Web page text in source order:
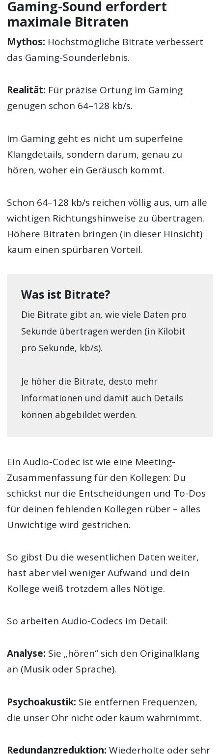
Gaming-Sound erfordert
maximale Bitraten
Mythos: Höchstmögliche Bitrate verbessert
das Gaming-Sounderlebnis.
Realität: Für präzise Ortung im Gaming
genügen schon 64–128 kb/s.
Im Gaming geht es nicht um superfeine
Klangdetails, sondern darum, genau zu
hören, woher ein Geräusch kommt.
Schon 64–128 kb/s reichen völlig aus, um alle
wichtigen Richtungs­hinweise zu übertragen.
Höhere Bitraten bringen (in dieser Hinsicht)
kaum einen spürbaren Vorteil.
Was ist Bitrate?
Die Bitrate gibt an, wie viele Daten pro
Sekunde übertragen werden (in Kilobit
pro Sekunde, kb/s).
Je höher die Bitrate, desto mehr
Informationen und damit auch Details
können abgebildet werden.
Ein Audio-Codec ist wie eine Meeting-
Zusammenfassung für den Kollegen: Du
schickst nur die Entscheidungen und To-Dos
für deinen fehlenden Kollegen rüber – alles
Unwichtige wird gestrichen.
So gibst Du die wesentlichen Daten weiter,
hast aber viel weniger Aufwand und dein
Kollege weiß trotzdem alles Nötige.
So arbeiten Audio-Codecs im Detail:
Analyse: Sie „hören“ sich den Originalklang
an (Musik oder Sprache).
Psychoakustik: Sie entfernen Frequenzen,
die unser Ohr nicht oder kaum wahrnimmt.
Redundanz­reduktion: Wiederholte oder sehr